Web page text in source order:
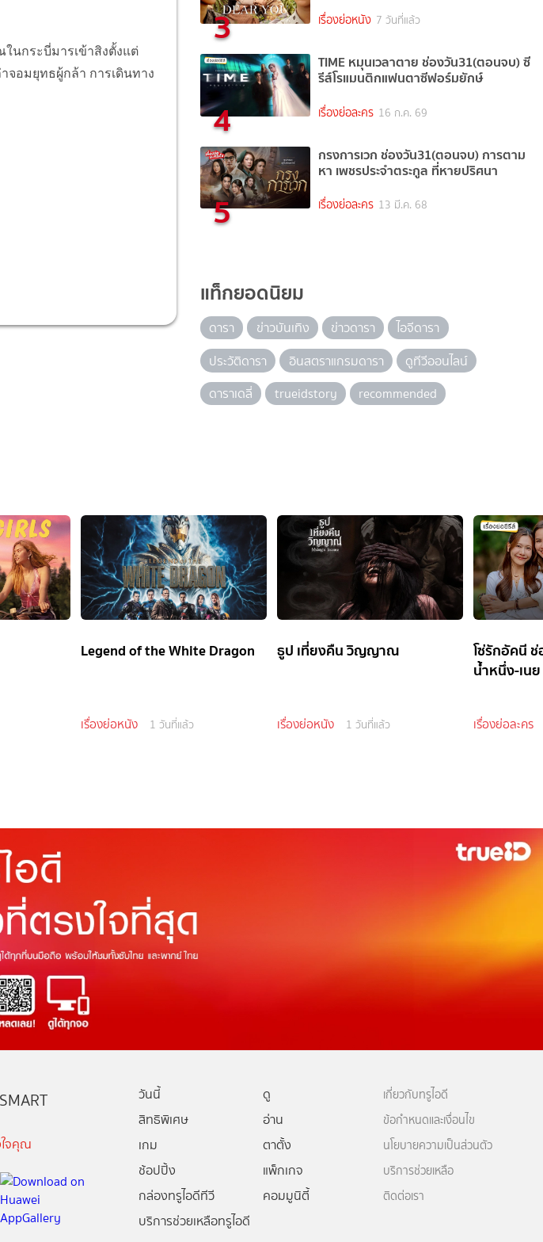
นกระบี่มารเข้าสิงตั้งแต่
อมยุทธผู้กล้า การเดินทาง
3 เรื่องย่อหนัง 7 วันที่แล้ว
4
TIME หมุนเวลาตาย ช่องวัน31(ตอนจบ) ซี
รีส์โรแมนติกแฟนตาซีฟอร์มยักษ์
เรื่องย่อละคร 16 ก.ค. 69
5
กรงการเวก ช่องวัน31(ตอนจบ) การตาม
หา เพชรประจำตระกูล ที่หายปริศนา
เรื่องย่อละคร 13 มี.ค. 68
แท็กยอดนิยม
ดารา ข่าวบันเทิง ข่าวดารา
ไอจีดารา
ประวัติดารา
อินสตราแกรมดารา
ดูทีวีออนไลน์
ดาราเดลี่
trueidstory recommended
Legend of the White Dragon
เรื่องย่อหนัง 1 วันที่แล้ว
ธูป เที่ยงคืน วิญญาณ
เรื่องย่อหนัง 1 วันที่แล้ว
โซ่รักอัคนี
น้ำหนึ่ง-เน
เรื่องย่อละคร
จคุณ
วันนี้
ดู
สิทธิพิเศษ
อ่าน
เกม
ตาตั้ง
ช้อปปิ้ง
แพ็กเกจ
กล่องทรูไอดีทีวี
คอมมูนิตี้
บริการช่วยเหลือทรูไอดี
เกี่ยวกับทรูไอดี
ข้อกำหนดและเงื่อนไข
นโยบายความเป็นส่วนตัว
บริการช่วยเหลือ
ติดต่อเรา